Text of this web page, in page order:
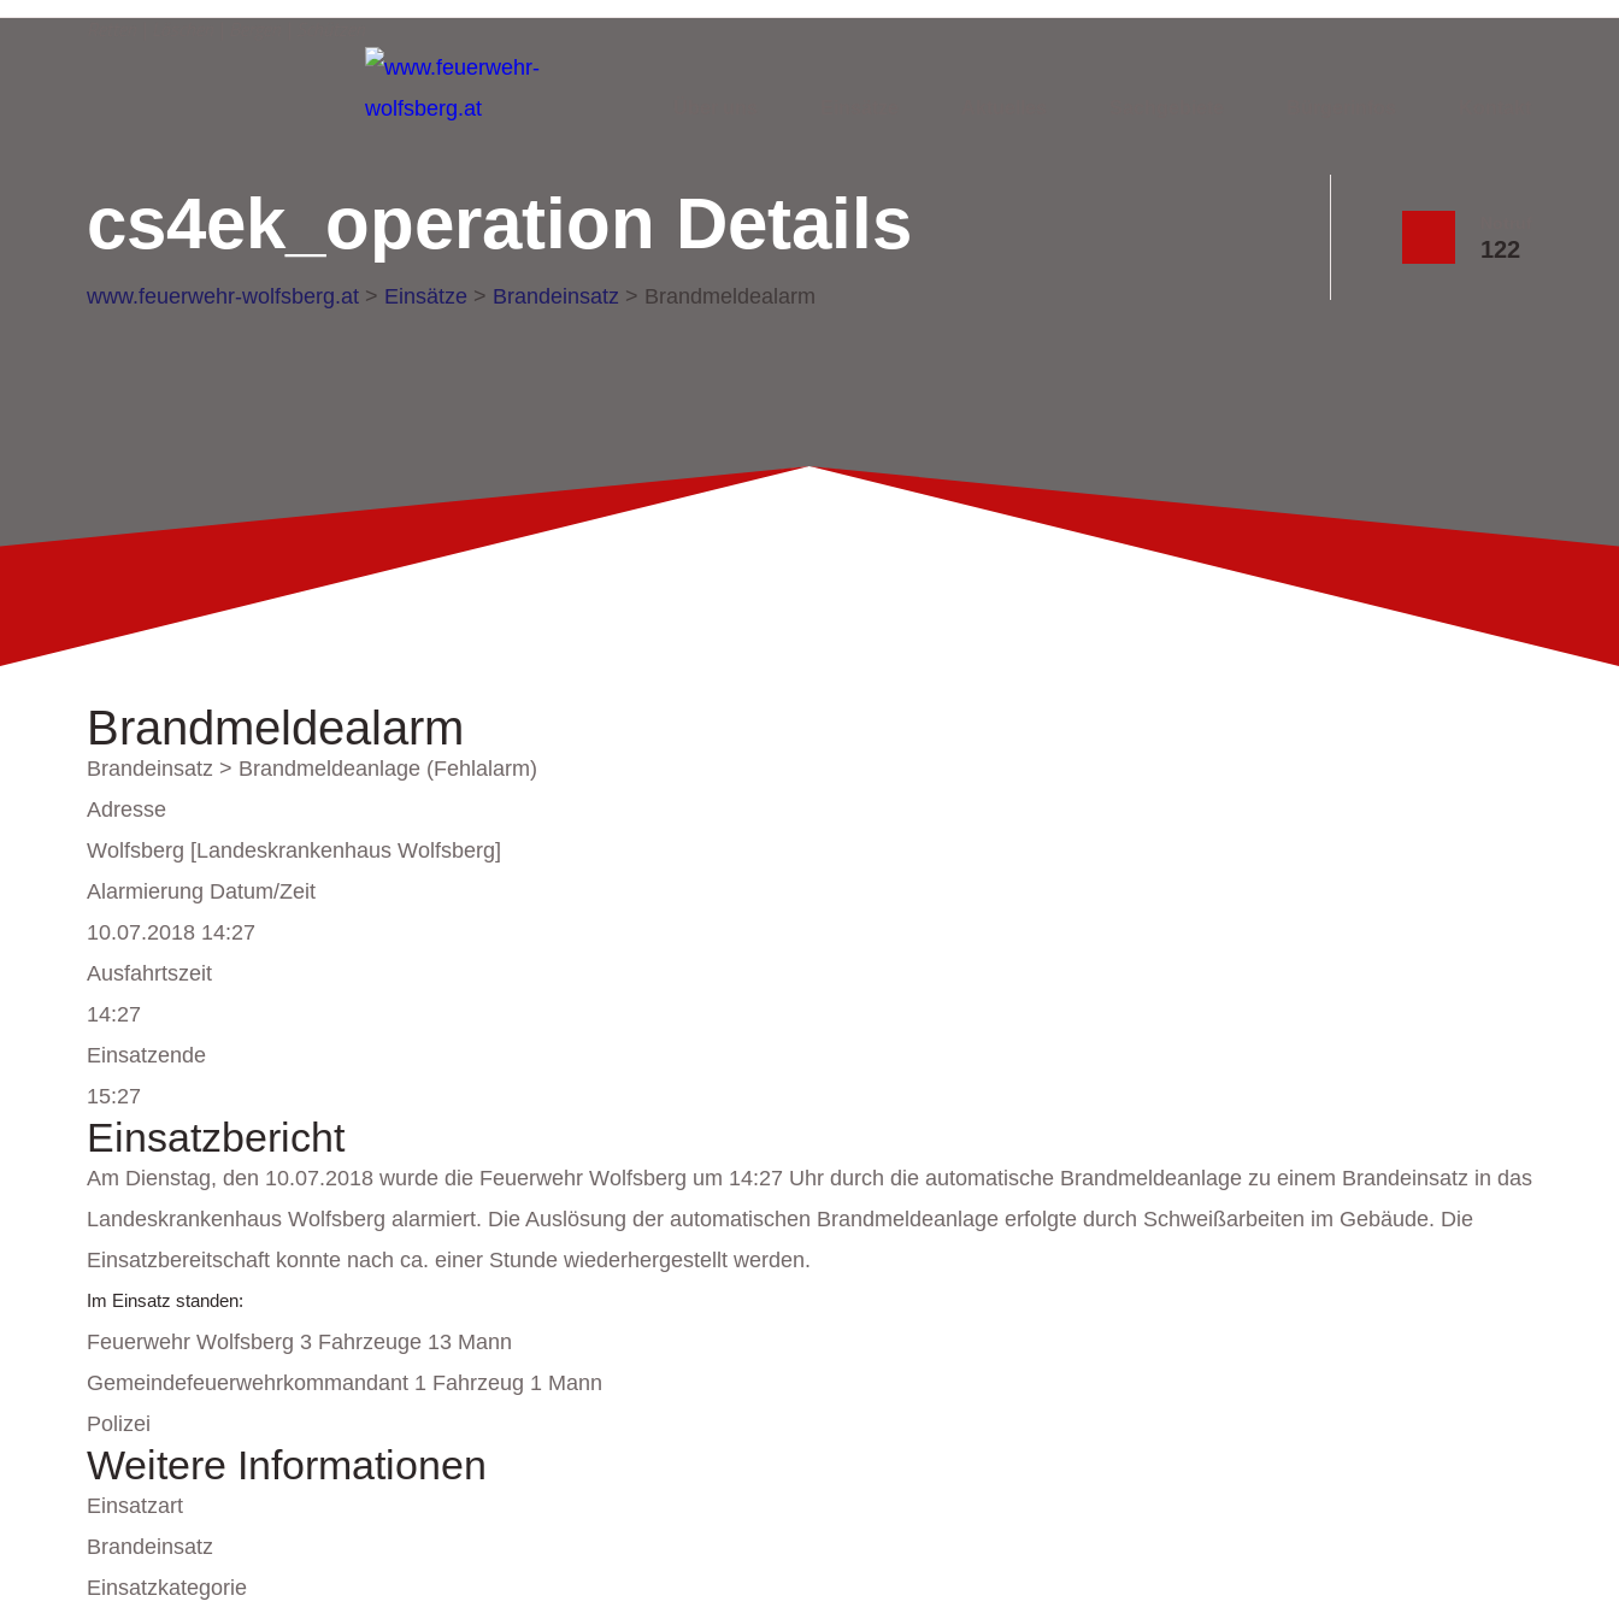
122
cs4ek_operation Details
www.feuerwehr-wolfsberg.at > Einsätze > Brandeinsatz > Brandmeldealarm
Brandmeldealarm
Brandeinsatz > Brandmeldeanlage (Fehlalarm)
Adresse
Wolfsberg [Landeskrankenhaus Wolfsberg]
Alarmierung Datum/Zeit
10.07.2018 14:27
Ausfahrtszeit
14:27
Einsatzende
15:27
Einsatzbericht
Am Dienstag, den 10.07.2018 wurde die Feuerwehr Wolfsberg um 14:27 Uhr durch die automatische Brandmeldeanlage zu einem Brandeinsatz in das
Landeskrankenhaus Wolfsberg alarmiert. Die Auslösung der automatischen Brandmeldeanlage erfolgte durch Schweißarbeiten im Gebäude. Die
Einsatzbereitschaft konnte nach ca. einer Stunde wiederhergestellt werden.
Im Einsatz standen:
Feuerwehr Wolfsberg 3 Fahrzeuge 13 Mann
Gemeindefeuerwehrkommandant 1 Fahrzeug 1 Mann
Polizei
Weitere Informationen
Einsatzart
Brandeinsatz
Einsatzkategorie